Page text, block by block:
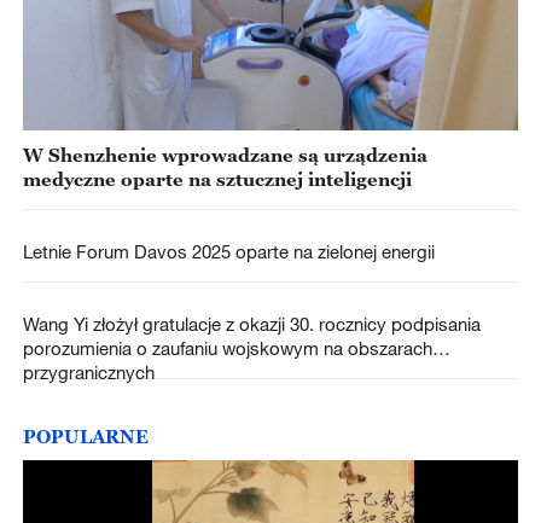
W Shenzhenie wprowadzane są urządzenia
medyczne oparte na sztucznej inteligencji
Letnie Forum Davos 2025 oparte na zielonej energii
Wang Yi złożył gratulacje z okazji 30. rocznicy podpisania
porozumienia o zaufaniu wojskowym na obszarach
przygranicznych
POPULARNE